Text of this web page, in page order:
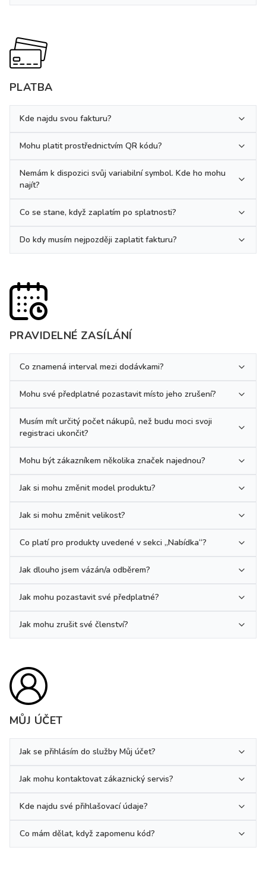
PLATBA
Kde najdu svou fakturu?
Mohu platit prostřednictvím QR kódu?
Nemám k dispozici svůj variabilní symbol. Kde ho mohu
najít?
Co se stane, když zaplatím po splatnosti?
Do kdy musím nejpozději zaplatit fakturu?
PRAVIDELNÉ ZASÍLÁNÍ
Co znamená interval mezi dodávkami?
Mohu své předplatné pozastavit místo jeho zrušení?
Musím mít určitý počet nákupů, než budu moci svoji
registraci ukončit?
Mohu být zákazníkem několika značek najednou?
Jak si mohu změnit model produktu?
Jak si mohu změnit velikost?
Co platí pro produkty uvedené v sekci „Nabídka“?
Jak dlouho jsem vázán/a odběrem?
Jak mohu pozastavit své předplatné?
Jak mohu zrušit své členství?
MŮJ ÚČET
Jak se přihlásím do služby Můj účet?
Jak mohu kontaktovat zákaznický servis?
Kde najdu své přihlašovací údaje?
Co mám dělat, když zapomenu kód?